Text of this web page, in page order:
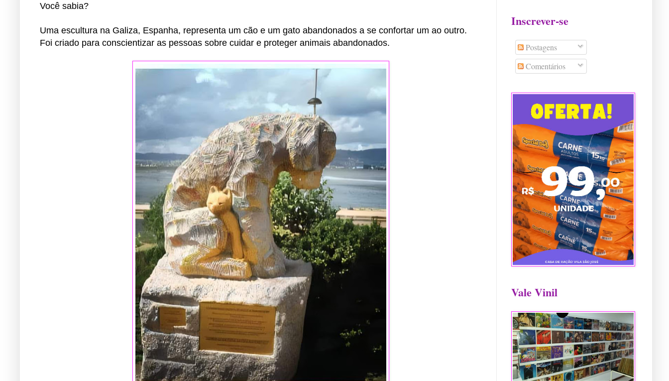
Você sabia?
Uma escultura na Galiza, Espanha, representa um cão e um gato abandonados a se confortar um ao outro.
Foi criado para conscientizar as pessoas sobre cuidar e proteger animais abandonados.
Inscrever-se
Postagens
Comentários
Vale Vinil